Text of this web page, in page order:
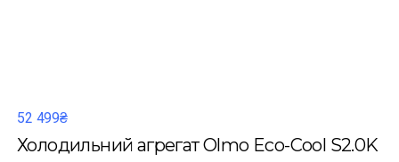
52 499₴
Холодильний агрегат Olmo Eco-Cool S2.0K